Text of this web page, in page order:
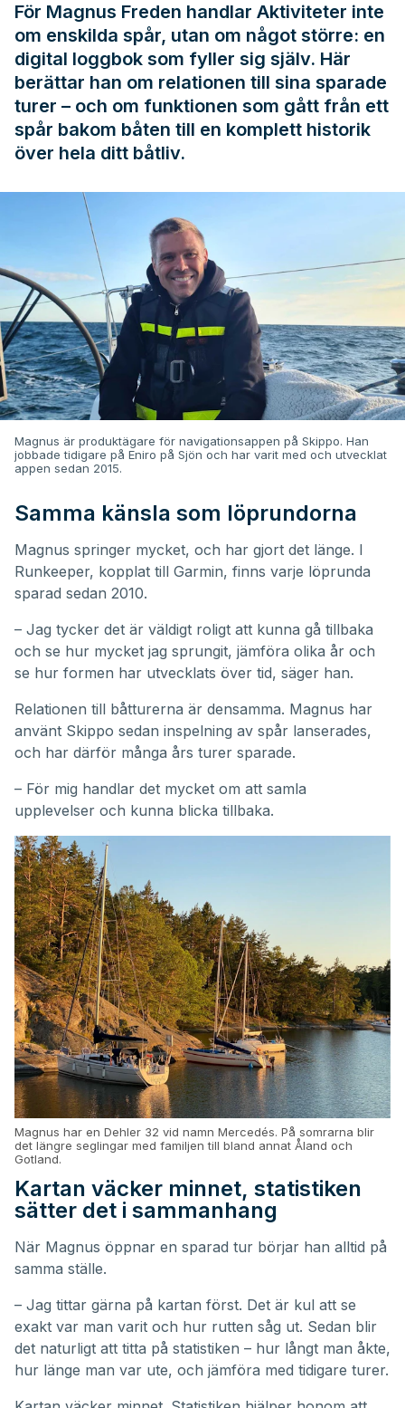
För Magnus Freden handlar Aktiviteter inte
om enskilda spår, utan om något större: en
digital loggbok som fyller sig själv. Här
berättar han om relationen till sina sparade
turer – och om funktionen som gått från ett
spår bakom båten till en komplett historik
över hela ditt båtliv.
Magnus är produktägare för navigationsappen på Skippo. Han
jobbade tidigare på Eniro på Sjön och har varit med och utvecklat
appen sedan 2015.
Samma känsla som löprundorna
Magnus springer mycket, och har gjort det länge. I
Runkeeper, kopplat till Garmin, finns varje löprunda
sparad sedan 2010.
– Jag tycker det är väldigt roligt att kunna gå tillbaka
och se hur mycket jag sprungit, jämföra olika år och
se hur formen har utvecklats över tid, säger han.
Relationen till båtturerna är densamma. Magnus har
använt Skippo sedan inspelning av spår lanserades,
och har därför många års turer sparade.
– För mig handlar det mycket om att samla
upplevelser och kunna blicka tillbaka.
Magnus har en Dehler 32 vid namn Mercedés. På somrarna blir
det längre seglingar med familjen till bland annat Åland och
Gotland.
Kartan väcker minnet, statistiken
sätter det i sammanhang
När Magnus öppnar en sparad tur börjar han alltid på
samma ställe.
– Jag tittar gärna på kartan först. Det är kul att se
exakt var man varit och hur rutten såg ut. Sedan blir
det naturligt att titta på statistiken – hur långt man åkte,
hur länge man var ute, och jämföra med tidigare turer.